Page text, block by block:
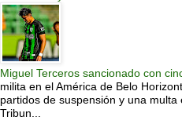
Miguel Terceros sancionado con
milita en el América de Belo
partidos de suspensión y una
Tribun...